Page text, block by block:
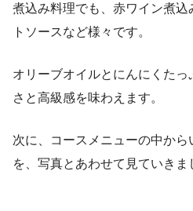
煮込み料理でも、赤ワイン煮込
トソースなど様々です。
オリーブオイルとにんにくた
さと高級感を味わえます。
次に、コースメニューの中か
を、写真とあわせて見ていきま